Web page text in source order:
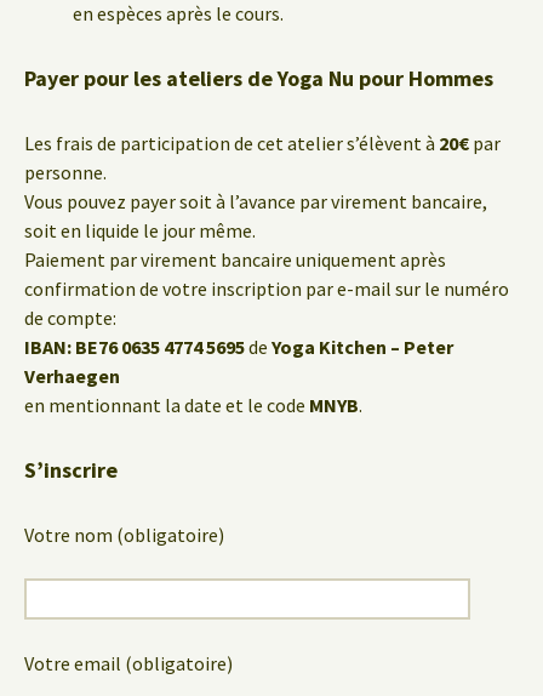
en espèces après le cours.
Payer pour les ateliers de Yoga Nu pour Hommes
Les frais de participation de cet atelier s’élèvent à 20€ par
personne.
Vous pouvez payer soit à l’avance par virement bancaire,
soit en liquide le jour même.
Paiement par virement bancaire uniquement après
confirmation de votre inscription par e-mail sur le numéro
de compte:
IBAN: BE76 0635 4774 5695de Yoga Kitchen – Peter
Verhaegen
en mentionnant la date et le code MNYB.
S’inscrire
Votre nom (obligatoire)
Votre email (obligatoire)